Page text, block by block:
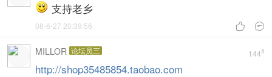
支持老乡
 
08-6-27 20:39:56
144#
MILLOR 论坛员三
http://shop35485854.taobao.com